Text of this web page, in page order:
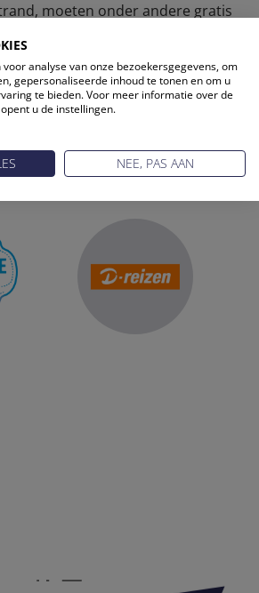
moeten onder andere gratis
organisatie.
PARTNERS
analyse van onze bezoekersgegevens, om
gepersonaliseerde inhoud te tonen en om u
te bieden. Voor meer informatie over de
u de instellingen.
NEE, PAS AAN